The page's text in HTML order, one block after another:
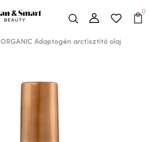
0
ORGANIC Adaptogén arctisztító olaj